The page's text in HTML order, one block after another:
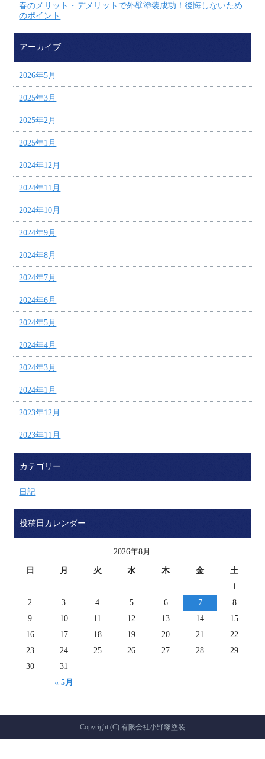
春のメリット・デメリットで外壁塗装成功！後悔しないため
のポイント
アーカイブ
2026年5月
2025年3月
2025年2月
2025年1月
2024年12月
2024年11月
2024年10月
2024年9月
2024年8月
2024年7月
2024年6月
2024年5月
2024年4月
2024年3月
2024年1月
2023年12月
2023年11月
カテゴリー
日記
投稿日カレンダー
2026年8月
日 月 火 水 木 金 土
« 5月
1
2
3 4 5 6 7
8
9
10 11 12 13 14
15
16
17 18 19 20 21
22
23
24 25 26 27 28
29
30
31
Copyright (C) 有限会社小野塚塗装